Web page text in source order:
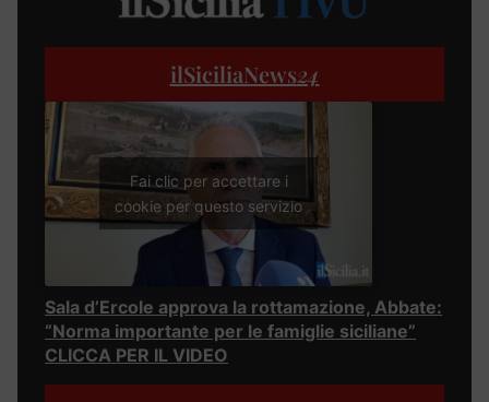
ilSiciliaNews24
Fai clic per accettare i
cookie per questo servizio
Sala d’Ercole approva la rottamazione, Abbate:
“Norma importante per le famiglie siciliane”
CLICCA PER IL VIDEO